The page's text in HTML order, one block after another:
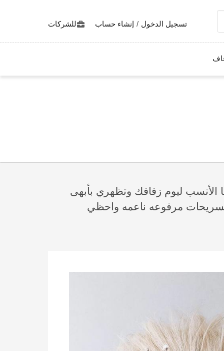
تسجيل الدخول / إنشاء حساب للشركات
الأنسب ليوم زفافك وتظهري بأبهى
مرفوعه ناعمه واحظي